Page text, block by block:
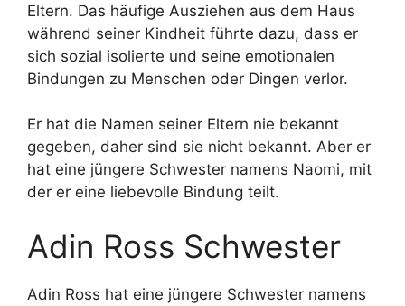
Eltern. Das häufige Ausziehen aus dem Haus
während seiner Kindheit führte dazu, dass er
sich sozial isolierte und seine emotionalen
Bindungen zu Menschen oder Dingen verlor.
Er hat die Namen seiner Eltern nie bekannt
gegeben, daher sind sie nicht bekannt. Aber er
hat eine jüngere Schwester namens Naomi, mit
der er eine liebevolle Bindung teilt.
Adin Ross Schwester
Adin Ross hat eine jüngere Schwester namens